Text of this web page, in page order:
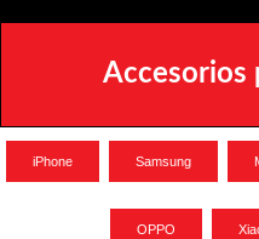
Accesorios
iPhone Samsung
OPPO